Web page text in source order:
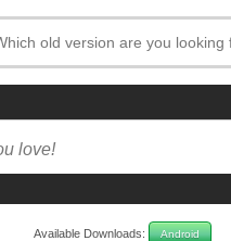
love!
Available Downloads: Android